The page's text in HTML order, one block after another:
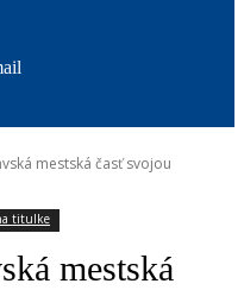
mestská časť svojou
titulke
mestská